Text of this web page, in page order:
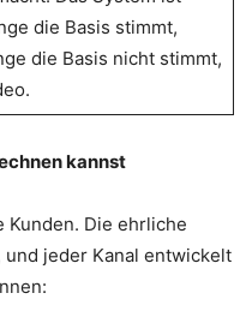
die Basis stimmt,
die Basis nicht stimmt,
kannst
Kunden. Die ehrliche
jeder Kanal entwickelt